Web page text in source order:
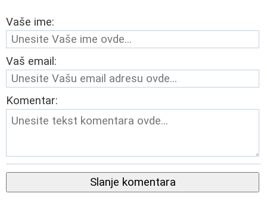
Vaše ime:
Vaš email:
Komentar:
Slanje komentara